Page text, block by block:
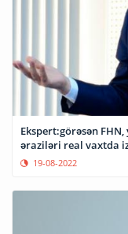
Ekspert:görəsən FHN,
əraziləri real vaxtda
19-08-2022